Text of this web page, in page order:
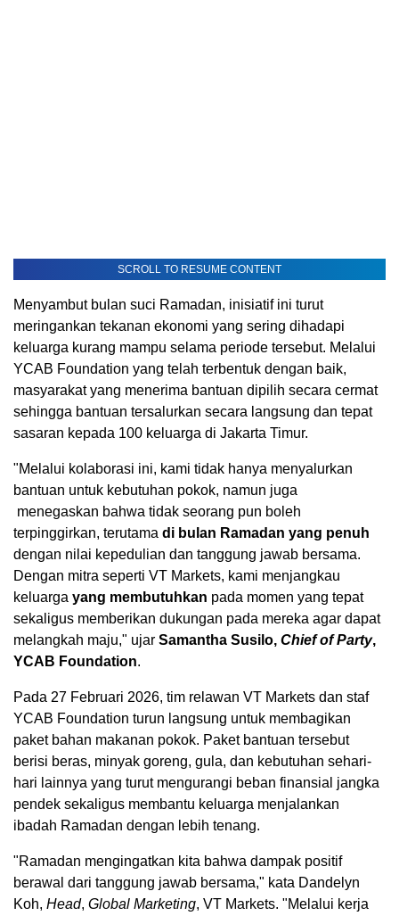
SCROLL TO RESUME CONTENT
Menyambut bulan suci Ramadan, inisiatif ini turut
meringankan tekanan ekonomi yang sering dihadapi
keluarga kurang mampu selama periode tersebut. Melalui
YCAB Foundation yang telah terbentuk dengan baik,
masyarakat yang menerima bantuan dipilih secara cermat
sehingga bantuan tersalurkan secara langsung dan tepat
sasaran kepada 100 keluarga di Jakarta Timur.
"Melalui kolaborasi ini, kami tidak hanya menyalurkan
bantuan untuk kebutuhan pokok, namun juga
menegaskan bahwa tidak seorang pun boleh
terpinggirkan, terutama di bulan Ramadan yang penuh
dengan nilai kepedulian dan tanggung jawab bersama.
Dengan mitra seperti VT Markets, kami menjangkau
keluarga yang membutuhkan pada momen yang tepat
sekaligus memberikan dukungan pada mereka agar dapat
melangkah maju," ujar Samantha Susilo, Chief of Party,
YCAB Foundation.
Pada 27 Februari 2026, tim relawan VT Markets dan staf
YCAB Foundation turun langsung untuk membagikan
paket bahan makanan pokok. Paket bantuan tersebut
berisi beras, minyak goreng, gula, dan kebutuhan sehari-
hari lainnya yang turut mengurangi beban finansial jangka
pendek sekaligus membantu keluarga menjalankan
ibadah Ramadan dengan lebih tenang.
"Ramadan mengingatkan kita bahwa dampak positif
berawal dari tanggung jawab bersama," kata Dandelyn
Koh, Head, Global Marketing, VT Markets. "Melalui kerja